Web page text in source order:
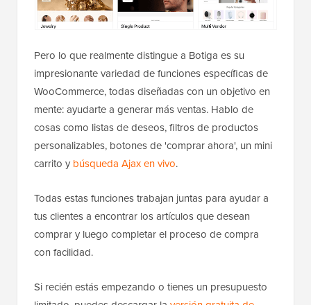
Pero lo que realmente distingue a Botiga es su
impresionante variedad de funciones específicas de
WooCommerce, todas diseñadas con un objetivo en
mente: ayudarte a generar más ventas. Hablo de
cosas como listas de deseos, filtros de productos
personalizables, botones de 'comprar ahora', un mini
carrito y búsqueda Ajax en vivo.
Todas estas funciones trabajan juntas para ayudar a
tus clientes a encontrar los artículos que desean
comprar y luego completar el proceso de compra
con facilidad.
Si recién estás empezando o tienes un presupuesto